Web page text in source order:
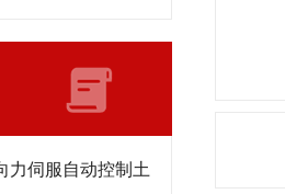
力伺服自动控制土